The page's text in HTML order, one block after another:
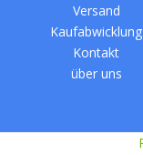
Versand
Kaufabwicklung
Kontakt
über uns